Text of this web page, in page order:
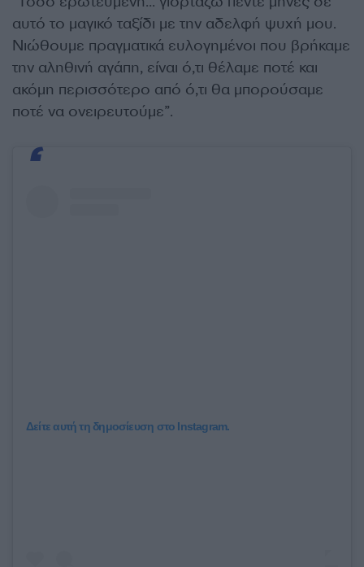
αυτό το μαγικό ταξίδι με την αδελφή ψυχή μου.
Νιώθουμε πραγματικά ευλογημένοι που βρήκαμε
την αληθινή αγάπη, είναι ό,τι θέλαμε ποτέ και
ακόμη περισσότερο από ό,τι θα μπορούσαμε
ποτέ να ονειρευτούμε”.
Δείτε αυτή τη δημοσίευση στο Instagram.